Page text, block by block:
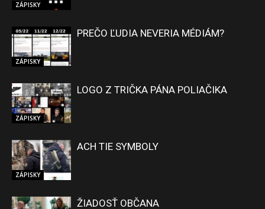
ZÁPISKY
ZÁPISKY
PREČO ĽUDIA NEVERIA MÉDIÁM?
ZÁPISKY
LOGO Z TRIČKA PÁNA POLIAČIKA
ZÁPISKY
ACH TIE SYMBOLY
ŽIADOSŤ OBČANA